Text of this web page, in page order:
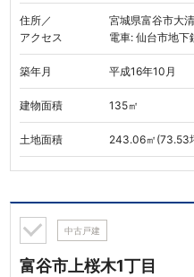
住所／
アクセス
宮城県富谷市大
電車: 仙台市地下
築年月 平成16年10月
建物面積 135㎡
土地面積 243.06㎡(73.53
中古戸建
富谷市上桜木1丁目